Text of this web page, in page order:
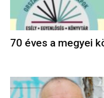
70 éves a megyei